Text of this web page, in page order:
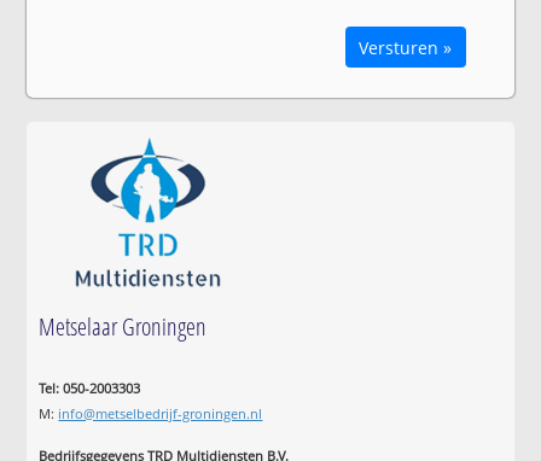
Versturen »
Metselaar Groningen
Tel: 050-2003303
M: info@metselbedrijf-groningen.nl
Bedrijfsgegevens TRD Multidiensten B.V.